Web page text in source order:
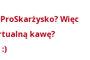
Więc
kawę?